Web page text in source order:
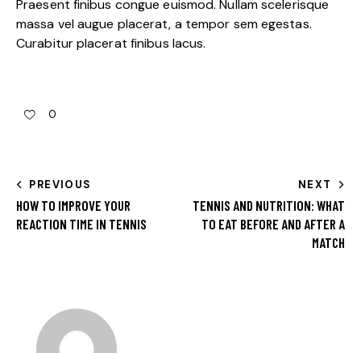
Praesent finibus congue euismod. Nullam scelerisque
massa vel augue placerat, a tempor sem egestas.
Curabitur placerat finibus lacus.
0
PREVIOUS
HOW TO IMPROVE YOUR
REACTION TIME IN TENNIS
NEXT
TENNIS AND NUTRITION: WHAT
TO EAT BEFORE AND AFTER A
MATCH